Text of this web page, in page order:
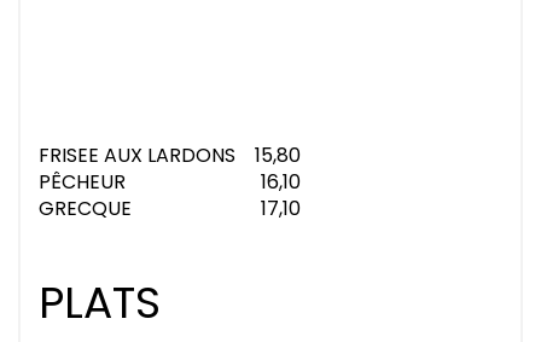
FRISEE AUX LARDONS 15,80
PÊCHEUR
16,10
GRECQUE
17,10
PLATS